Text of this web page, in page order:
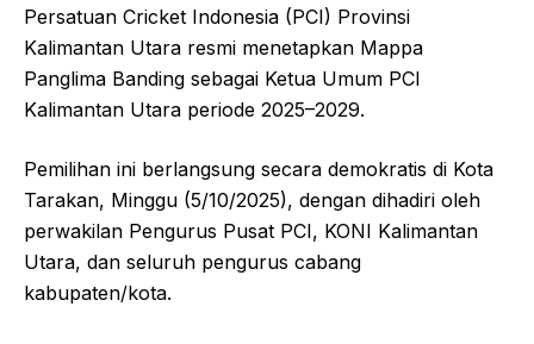
Persatuan Cricket Indonesia (PCI) Provinsi
Kalimantan Utara resmi menetapkan Mappa
Panglima Banding sebagai Ketua Umum PCI
Kalimantan Utara periode 2025–2029.
Pemilihan ini berlangsung secara demokratis di Kota
Tarakan, Minggu (5/10/2025), dengan dihadiri oleh
perwakilan Pengurus Pusat PCI, KONI Kalimantan
Utara, dan seluruh pengurus cabang
kabupaten/kota.